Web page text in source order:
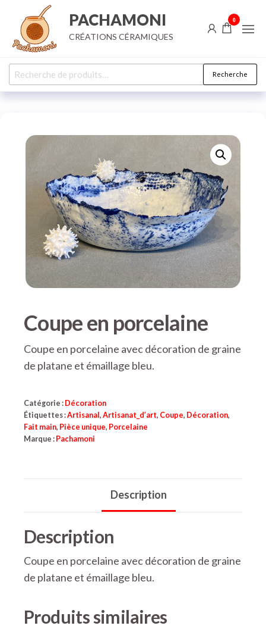
contenu
PACHAMONI
CRÉATIONS CÉRAMIQUES
0
Recherche
pour :
Recherche
Coupe en porcelaine
Coupe en porcelaine avec décoration de graine
de platane et émaillage bleu.
Catégorie : Décoration
Étiquettes :Artisanal , Artisanat_d’art, Coupe, Décoration,
Fait main, Pièce unique, Porcelaine
Marque : Pachamoni
Description
Description
Coupe en porcelaine avec décoration de graine
de platane et émaillage bleu.
Produits similaires